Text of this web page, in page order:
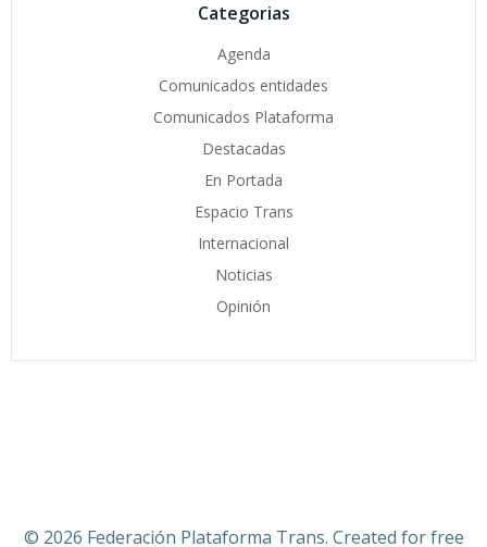
Categorias
Agenda
Comunicados entidades
Comunicados Plataforma
Destacadas
En Portada
Espacio Trans
Internacional
Noticias
Opinión
© 2026 Federación Plataforma Trans. Created for free